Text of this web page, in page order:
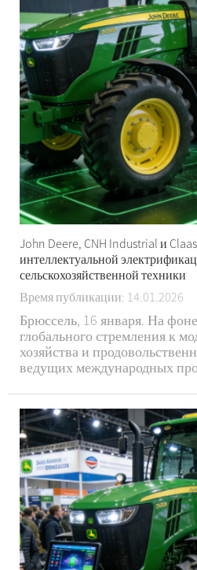
John Deere, CNH Industrial и
интеллектуальной
сельскохозяйственной техники
Время публикации: 14.01.2026
Брюссель, 16 января. На
глобального стремления к
хозяйства и
ведущих международных
Industrial (Case) и Claas –
реализовали
с 10 по 16 января...